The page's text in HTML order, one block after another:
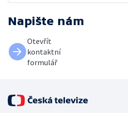
Napište nám
Otevřít
kontaktní
formulář